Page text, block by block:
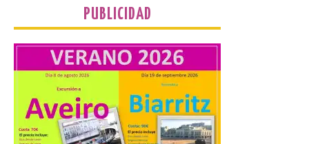
UPL cuestiona a la Junta
por no imponer sanciones
a Aucalsa, como hará el
Principado de Asturias,
por cobrar en la AP-66 la
tarifa íntegra pese a estar
en obras
PUBLICIDAD